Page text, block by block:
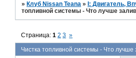
» Клуб Nissan Teana » I: Двигатель,
топливной системы - Что лучше
Чистка топливной системы - Что лучше
Страница:1 2 3 »